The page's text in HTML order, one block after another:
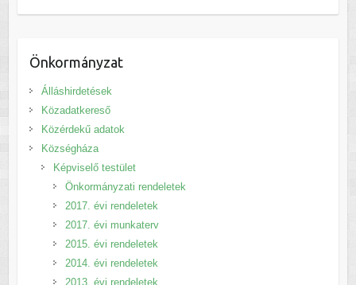
Önkormányzat
Álláshirdetések
Közadatkereső
Közérdekű adatok
Községháza
Képviselő testület
Önkormányzati rendeletek
2017. évi rendeletek
2017. évi munkaterv
2015. évi rendeletek
2014. évi rendeletek
2013. évi rendeletek